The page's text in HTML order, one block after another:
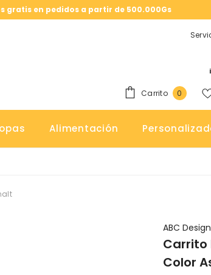
gratis en pedidos a partir de 500.000Gs
Carrito 0 0
Alimentación
ABC Design
Carrito
Color